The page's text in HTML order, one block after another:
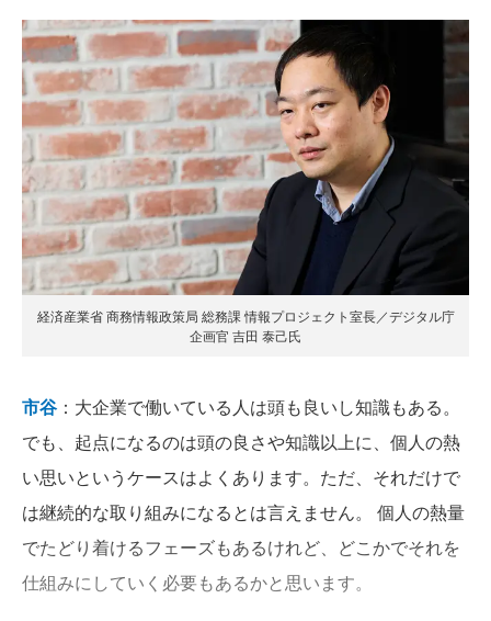
経済産業省 商務情報政策局 総務課 情報プロジェクト室長／デジタル庁
企画官 吉田 泰己氏
市谷 ：大企業で働いている人は頭も良いし知識もある。
でも、起点になるのは頭の良さや知識以上に、個人の熱
い思いというケースはよくあります。ただ、それだけで
は継続的な取り組みになるとは言えません。 個人の熱量
でたどり着けるフェーズもあるけれど、どこかでそれを
仕組みにしていく必要もあるかと思います。